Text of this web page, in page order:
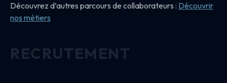
Découvrez d’autres parcours de collaborateurs : Découvrir
nos métiers
RECRUTEMENT